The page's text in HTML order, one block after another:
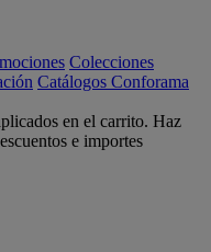
Colecciones
Catálogos Conforama
en el carrito. Haz
e importes